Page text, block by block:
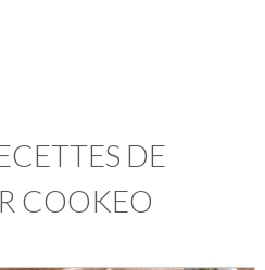
DE
COOKEO